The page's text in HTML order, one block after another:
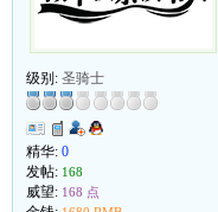
级别: 圣骑士
精华: 0
发帖: 168
威望: 168 点